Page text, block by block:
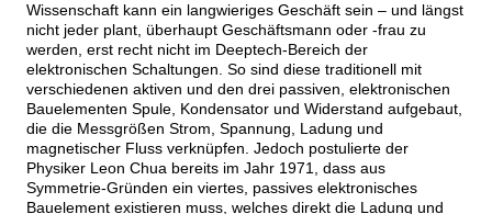
Wissenschaft kann ein langwieriges Geschäft sein – und längst
nicht jeder plant, überhaupt Geschäftsmann oder -frau zu
werden, erst recht nicht im Deeptech-Bereich der
elektronischen Schaltungen. So sind diese traditionell mit
verschiedenen aktiven und den drei passiven, elektronischen
Bauelementen Spule, Kondensator und Widerstand aufgebaut,
die die Messgrößen Strom, Spannung, Ladung und
magnetischer Fluss verknüpfen. Jedoch postulierte der
Physiker Leon Chua bereits im Jahr 1971, dass aus
Symmetrie-Gründen ein viertes, passives elektronisches
Bauelement existieren muss, welches direkt die Ladung und